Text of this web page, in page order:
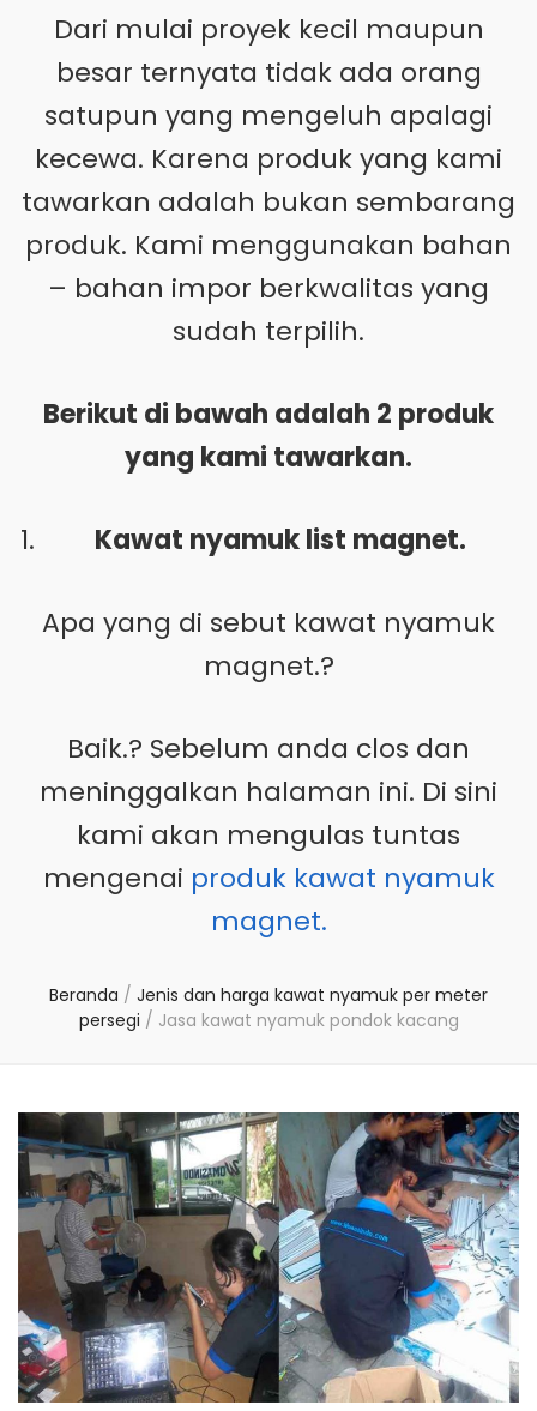
Dari mulai proyek kecil maupun
besar ternyata tidak ada orang
satupun yang mengeluh apalagi
kecewa. Karena produk yang kami
tawarkan adalah bukan sembarang
produk. Kami menggunakan bahan
– bahan impor berkwalitas yang
sudah terpilih.
Berikut di bawah adalah 2 produk
yang kami tawarkan.
Kawat nyamuk list magnet.
Apa yang di sebut kawat nyamuk
magnet.?
Baik.? Sebelum anda clos dan
meninggalkan halaman ini. Di sini
kami akan mengulas tuntas
mengenai produk kawat nyamuk
magnet.
Beranda / Jenis dan harga kawat nyamuk per meter
persegi / Jasa kawat nyamuk pondok kacang